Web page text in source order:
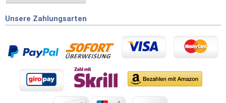
Unsere Zahlungsarten